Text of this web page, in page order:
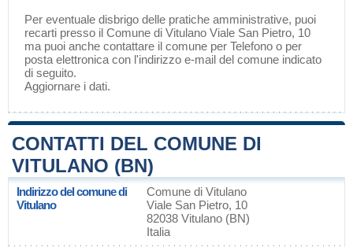
Per eventuale disbrigo delle pratiche amministrative, puoi
recarti presso il Comune di Vitulano Viale San Pietro, 10
ma puoi anche contattare il comune per Telefono o per
posta elettronica con l'indirizzo e-mail del comune indicato
di seguito.
Aggiornare i dati.
CONTATTI DEL COMUNE DI
VITULANO (BN)
Indirizzo del comune di
Vitulano
Comune di Vitulano
Viale San Pietro, 10
82038 Vitulano (BN)
Italia